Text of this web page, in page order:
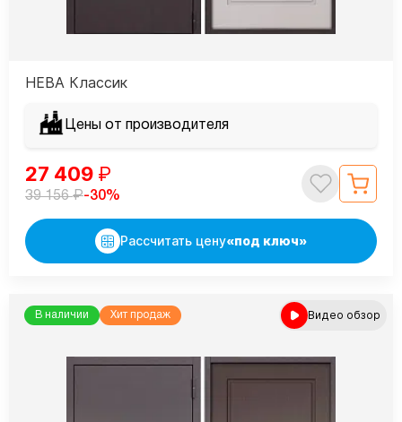
НЕВА Классик
Цены от производителя
27 409 ₽
39 156₽-30%
Рассчитать цену«под ключ»
В наличии Хит продаж Видео обзор